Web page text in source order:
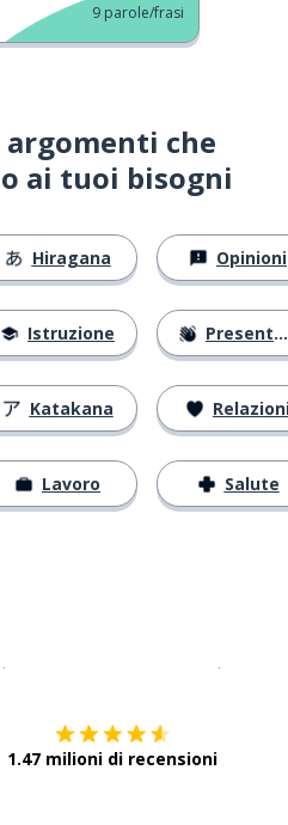
9 parole/frasi
che
ai tuoi bisogni
Hiragana
Istruzione
Katakana
Lavoro
Opinioni
Presentarsi
Salute
1.47 milioni di recensioni